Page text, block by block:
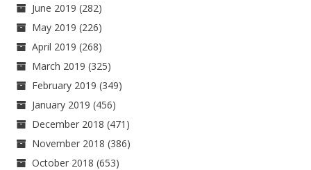
June 2019 (282)
May 2019 (226)
April 2019 (268)
March 2019 (325)
February 2019 (349)
January 2019 (456)
December 2018 (471)
November 2018 (386)
October 2018 (653)